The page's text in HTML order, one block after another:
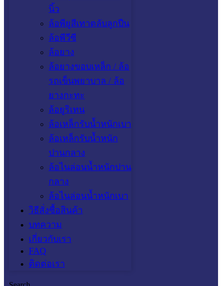
นิ้ว
ล้อพียูสีเทาตลับลูกปืน
ล้อพีวีซี
ล้อยาง
ล้อยางขอบเหล็ก / ล้อ
รถเข็นพยาบาล / ล้อ
ยางกะทะ
ล้อยูริเทน
ล้อเหล็กรับน้ำหนักเบา
ล้อเหล็กรับน้ำหนัก
ปานกลาง
ล้อไนล่อนน้ำหนักปาน
กลาง
ล้อไนล่อนน้ำหนักเบา
วิธีสั่งซื้อสินค้า
บทความ
เกี่ยวกับเรา
FAQ
ติดต่อเรา